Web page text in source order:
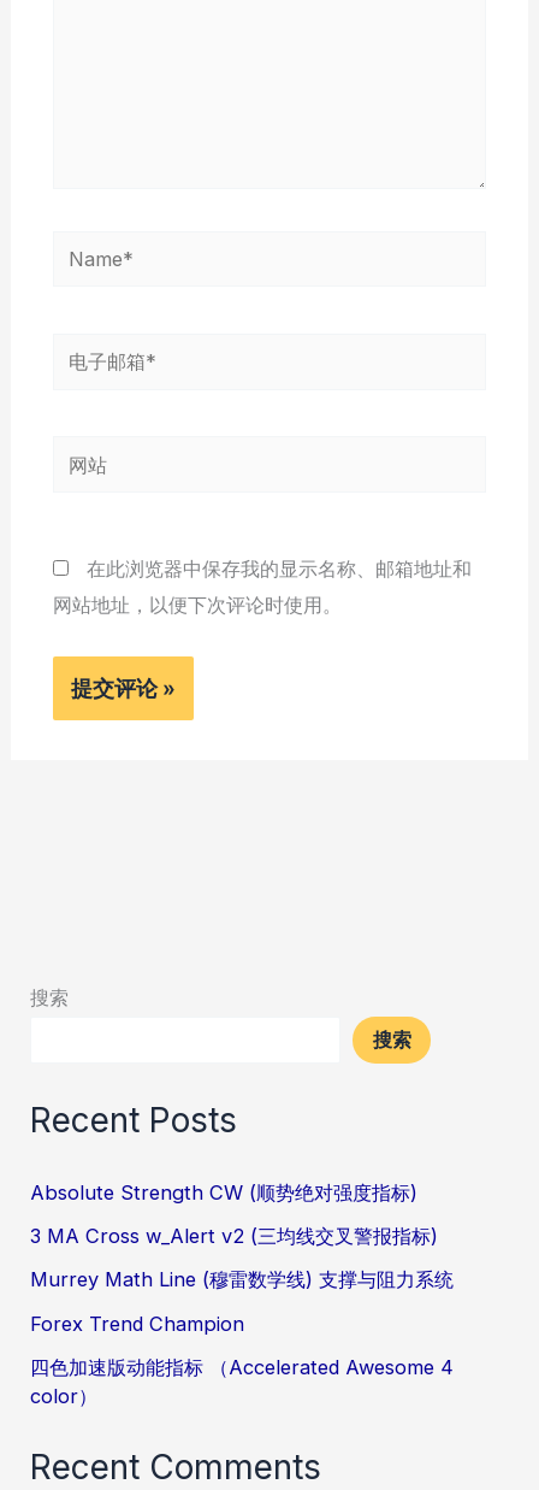
Name*
电
箱
网
在此浏览器中保存我的显示名称、邮箱地址和
网站地址，以便下次评论时使用。
搜索
搜索
Recent Posts
Absolute Strength CW (顺势绝对强度指标)
3 MA Cross w_Alert v2 (三均线交叉警报指标)
Murrey Math Line (穆雷数学线) 支撑与阻力系统
Forex Trend Champion
四色加速版动能指标 （Accelerated Awesome 4
color）
Recent Comments